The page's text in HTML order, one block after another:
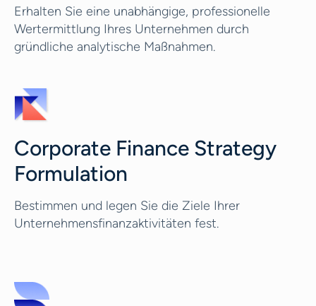
Erhalten Sie eine unabhängige, professionelle
Wertermittlung Ihres Unternehmen durch
gründliche analytische Maßnahmen.
Corporate Finance Strategy
Formulation
Bestimmen und legen Sie die Ziele Ihrer
Unternehmensfinanzaktivitäten fest.